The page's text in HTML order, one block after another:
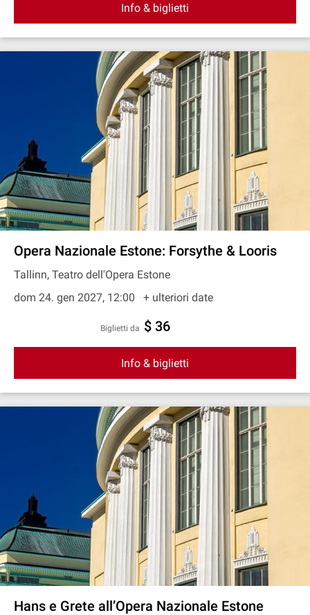
Info & biglietti
Opera Nazionale Estone: Forsythe & Looris
Tallinn, Teatro dell'Opera Estone
dom 24. gen 2027, 12:00
+ ulteriori date
Biglietti da $ 36
Info & biglietti
Hans e Grete all’Opera Nazionale Estone